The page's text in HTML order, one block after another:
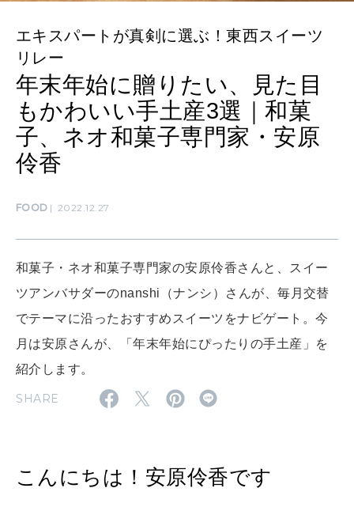
MAGAZINE
特集
2026年7月号「鎌倉 ローカルが 教えてくれた 本当の歩き方。」
2026年6月号「大銀座 トレンドが生まれる 新しい一流店へ。」
2026年5月号「“大好き”に出会いに。韓国」
2026年4月号「未来をつくる、学びの教科書。」
2026年1月号「猫がいれば、幸せ」
MAGAZINE MOOK
エキスパートが真剣に選ぶ！東西スイーツ
リレー
年末年始に贈りたい、見た目
もかわいい手土産3選｜和菓
子、ネオ和菓子専門家・安原
伶香
FOOD 2022.12.27
和菓子・ネオ和菓子専門家の安原伶香さんと、スイー
ツアンバサダーのnanshi（ナンシ）さんが、毎月交替
でテーマに沿ったおすすめスイーツをナビゲート。今
月は安原さんが、「年末年始にぴったりの手土産」を
紹介します。
SHARE
こんにちは！安原伶香です